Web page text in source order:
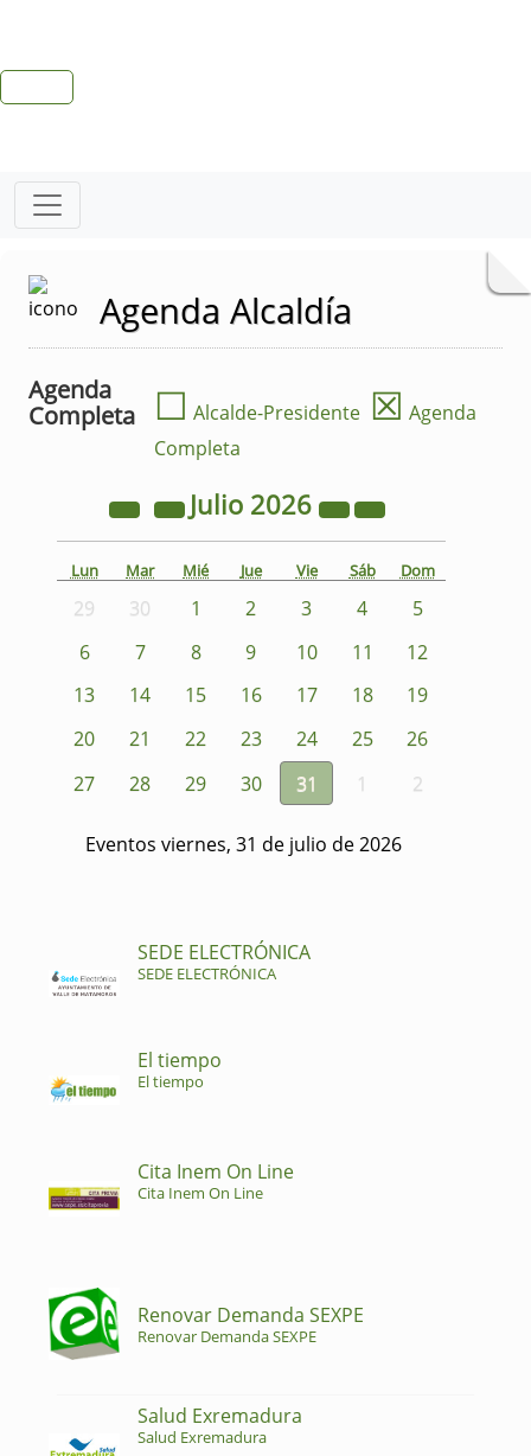
Agenda Alcaldía
Agenda
Completa
☐ Alcalde-Presidente ☒ Agenda
Completa
Julio 2026
Lun Mar Mié Jue Vie Sáb Dom
29 30 1 2 3 4
5
6
7 8 9 10 11
12
13
14 15 16 17 18
19
20
21 22 23 24 25
26
27
28 29 30 31 1 2
Eventos viernes, 31 de julio de 2026
SEDE ELECTRÓNICA
SEDE ELECTRÓNICA
El tiempo
El tiempo
Cita Inem On Line
Cita Inem On Line
Renovar Demanda SEXPE
Renovar Demanda SEXPE
Salud Exremadura
Salud Exremadura